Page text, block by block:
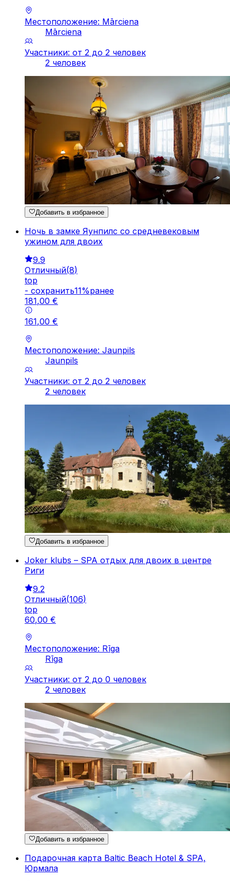
Местоположение: Mārciena
Mārciena
Участники: от 2 до 2 человек
2 человек
Добавить в избранное
Ночь в замке Яунпилс со средневековым
ужином для двоих
9.9
Отличный(8)
top
- cохранить11%ранее
181,00 €
161,00 €
Местоположение: Jaunpils
Jaunpils
Участники: от 2 до 2 человек
2 человек
Добавить в избранное
Joker klubs – SPA отдых для двоих в центре
Риги
9.2
Отличный(106)
top
60,00 €
Местоположение: Rīga
Rīga
Участники: от 2 до 0 человек
2 человек
Добавить в избранное
Подарочная карта Baltic Beach Hotel & SPA,
Юрмала